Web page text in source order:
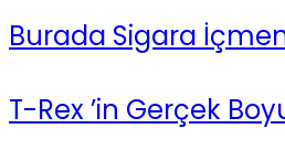
Burada Sigara
T-Rex ’in Gerçek